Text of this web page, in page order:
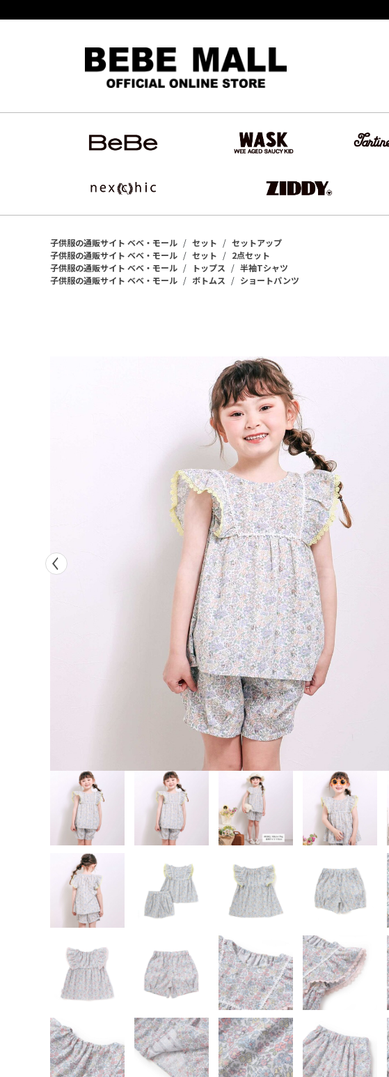
子供服の通販サイト ベベ・モール セット
セットアップ
子供服の通販サイト ベベ・モール
セット
2点セット
子供服の通販サイト ベベ・モール
トップス
半袖Tシャツ
子供服の通販サイト ベベ・モール
ボトムス ショートパンツ